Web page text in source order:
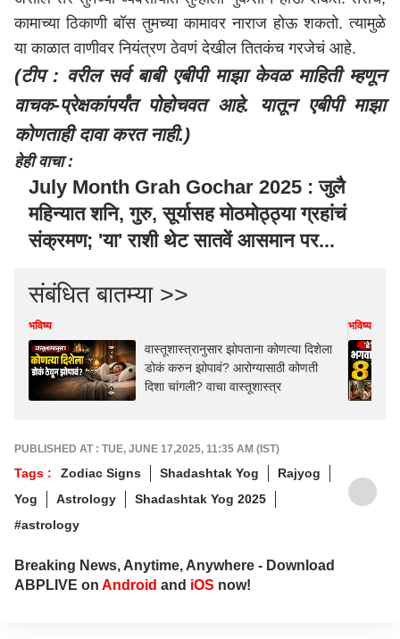
कामाच्या ठिकाणी बॉस तुमच्या कामावर नाराज होऊ शकतो. त्यामुळे
या काळात वाणीवर नियंत्रण ठेवणं देखील तितकंच गरजेचं आहे.
(टीप : वरील सर्व बाबी एबीपी माझा केवळ माहिती म्हणून
वाचक-प्रेक्षकांपर्यंत पोहोचवत आहे. यातून एबीपी माझा
कोणताही दावा करत नाही.)
हेही वाचा :
July Month Grah Gochar 2025 : जुलै
महिन्यात शनि, गुरु, सूर्यासह मोठमोठ्ठ्या ग्रहांचं
संक्रमण; 'या' राशी थेट सातवें आसमान पर...
संबंधित बातम्या >>
भविष्य
वास्तूशास्त्रानुसार झोपताना कोणत्या दिशेला
डोकं करुन झोपावं? आरोग्यासाठी कोणती
दिशा चांगली? वाचा वास्तूशास्त्र
भविष्य
PUBLISHED AT : TUE, JUNE 17,2025, 11:35 AM (IST)
Tags : Zodiac Signs Shadashtak Yog
Rajyog
Yog
Astrology
Shadashtak Yog 2025
#astrology
Breaking News, Anytime, Anywhere - Download
ABPLIVE on Android and iOS now!